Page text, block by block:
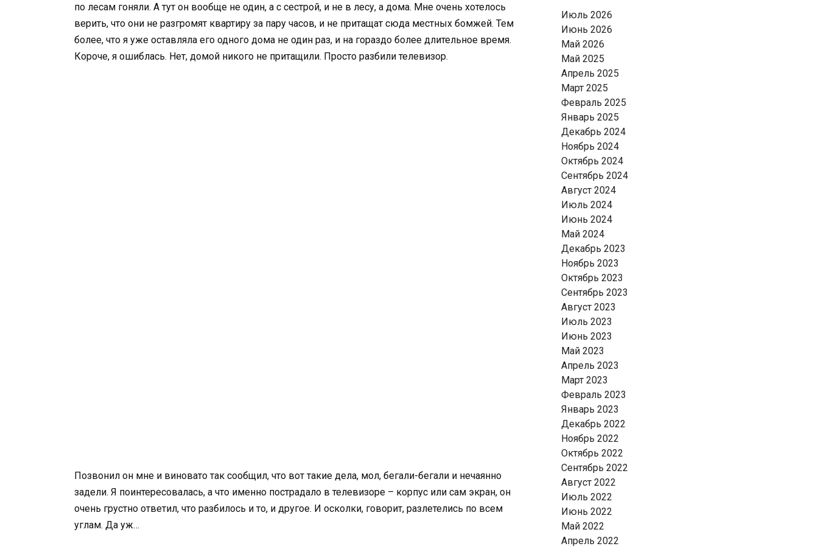
по лесам гоняли. А тут он вообще не один, а с сестрой, и не в лесу, а дома. Мне очень хотелось
верить, что они не разгромят квартиру за пару часов, и не притащат сюда местных бомжей. Тем
более, что я уже оставляла его одного дома не один раз, и на гораздо более длительное время.
Короче, я ошиблась. Нет, домой никого не притащили. Просто разбили телевизор.
Позвонил он мне и виновато так сообщил, что вот такие дела, мол, бегали-бегали и нечаянно
задели. Я поинтересовалась, а что именно пострадало в телевизоре – корпус или сам экран, он
очень грустно ответил, что разбилось и то, и другое. И осколки, говорит, разлетелись по всем
углам. Да уж…
Июль 2026
Июнь 2026
Май 2026
Май 2025
Апрель 2025
Март 2025
Февраль 2025
Январь 2025
Декабрь 2024
Ноябрь 2024
Октябрь 2024
Сентябрь 2024
Август 2024
Июль 2024
Июнь 2024
Май 2024
Декабрь 2023
Ноябрь 2023
Октябрь 2023
Сентябрь 2023
Август 2023
Июль 2023
Июнь 2023
Май 2023
Апрель 2023
Март 2023
Февраль 2023
Январь 2023
Декабрь 2022
Ноябрь 2022
Октябрь 2022
Сентябрь 2022
Август 2022
Июль 2022
Июнь 2022
Май 2022
Апрель 2022